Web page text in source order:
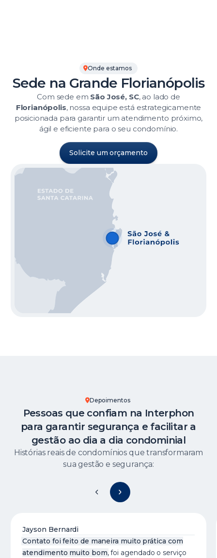
Onde estamos
Sede na Grande Florianópolis
Com sede em São José, SC, ao lado de
Florianópolis, nossa equipe está estrategicamente
posicionada para garantir um atendimento próximo,
ágil e eficiente para o seu condomínio.
Solicite um orçamento
Depoimentos
Pessoas que confiam na Interphon
para garantir segurança e facilitar a
gestão ao dia a dia condominial
Histórias reais de condomínios que transformaram
sua gestão e segurança:
Jayson Bernardi
Contato foi feito de maneira muito prática com
atendimento muito bom, foi agendado o serviço